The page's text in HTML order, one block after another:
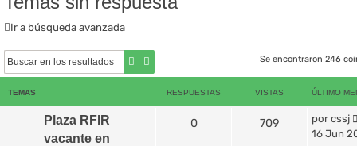
Ir a búsqueda avanzada
Buscar Se encontraron 246
TEMAS RESPUESTAS VISTAS ÚLTIMO
Plaza RFIR
vacante en
0 709 por cssj
16 Jun